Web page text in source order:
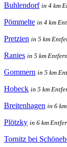
Buhlendorf in 4 km
Pömmelte in 4 km
Pretzien in 5 km
Ranies in 5 km
Gommern in 5 km
Hobeck in 5 km
Breitenhagen in 6
Plötzky in 6 km
Tornitz bei